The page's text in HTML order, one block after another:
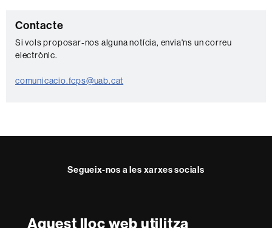
Aquest lloc web utilitza
C
o
n
t
t
Contacte
Si vols proposar-nos alguna notícia, envia'ns un correu
electrònic.
comunicacio.fcps@uab.cat
Segueix-nos a les xarxes socials